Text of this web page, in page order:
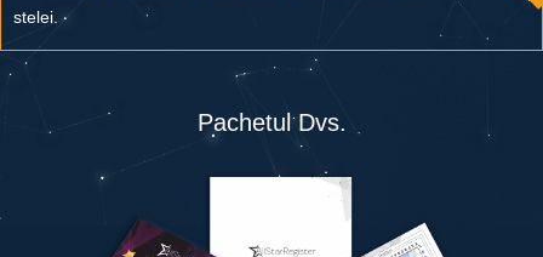
stelei.
Pachetul Dvs.